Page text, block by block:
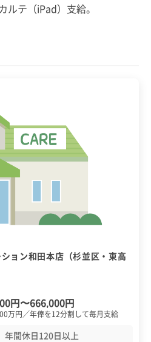
ルテ（iPad）支給。
ョン和田本店（杉並区・東高
円〜666,000円
万円／年俸を12分割して毎月支給
年間休日120日以上